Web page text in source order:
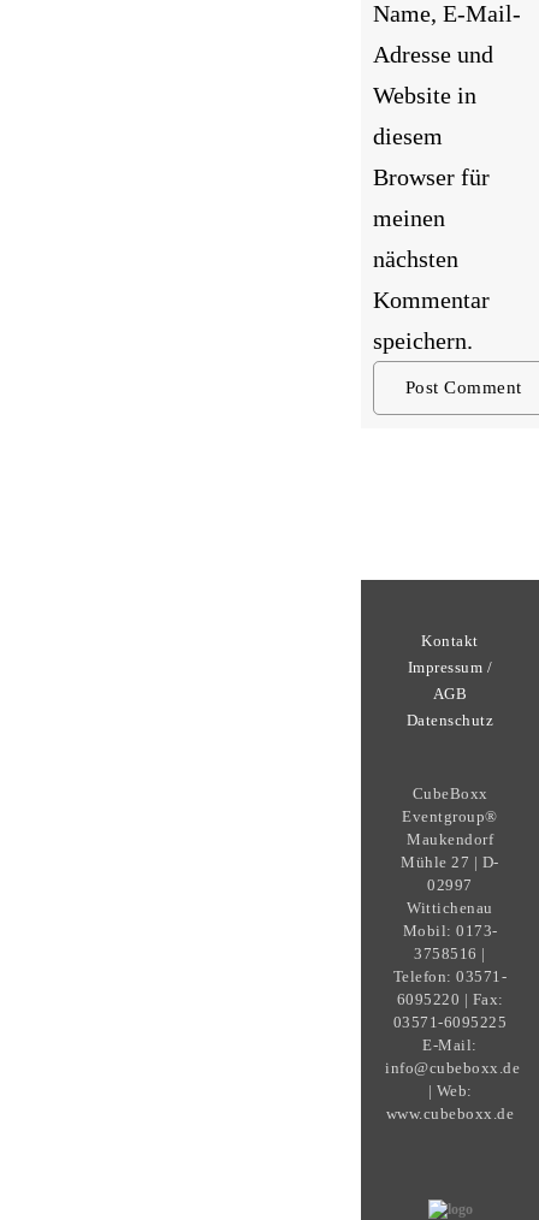
Name, E-Mail-
Adresse und
Website in
diesem
Browser für
meinen
nächsten
Kommentar
speichern.
Kontakt
Impressum /
AGB
Datenschutz
CubeBoxx
Eventgroup®
Maukendorf
Mühle 27 | D-
02997
Wittichenau
Mobil: 0173-
3758516 |
Telefon: 03571-
6095220 | Fax:
03571-6095225
E-Mail:
info@cubeboxx.de
| Web:
www.cubeboxx.de